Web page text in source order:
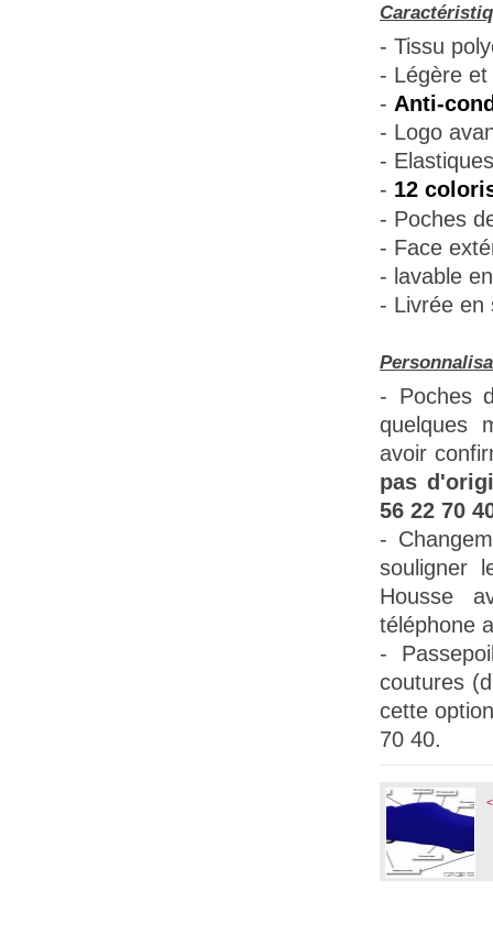
- Tissu
- Légère
- Anti-
- Logo
-
- 12
- Poches
- Face
- lavable
- Livrée en
- Poches
quelques
avoir
pas
56 22 70
-
souligner
Housse
téléphone
-
coutures
cette
70 40.